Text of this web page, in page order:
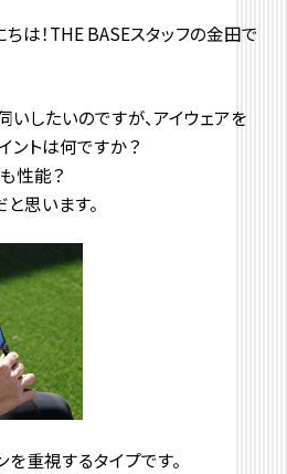
は！THE BASEスタッフの金田で
いしたいのですが、アイウェアを
ントは何ですか？
性能？
思います。
重視するタイプです。